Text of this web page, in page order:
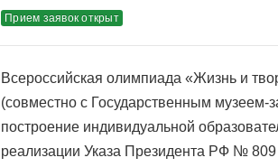
Прием заявок открыт
Всероссийская олимпиада «Жизнь и
(совместно с Государственным музеем-
построение индивидуальной
реализации Указа Президента РФ №